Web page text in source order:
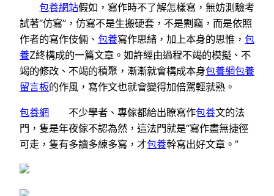
包養網站假如，寫作時不了解怎樣寫，無妨測驗考
試著“仿寫”，仿寫不是生搬硬套，不是剽竊，而是依照
作者的寫作伎倆、 包養寫作思緒，加上本身的思惟， 包
養Z終構成的一篇文章。如許經由過程不竭的模擬、不
竭的修改、不竭的積聚，漸漸就會構成本身包養網包養
留言板的作風，寫作文也就會變得加倍駕輕就熟。
包養網 不少學者、專傢都給出瞭寫作包養文的法
門，隻是年夜傢不認為然，這法門就是“寫作盡無捷徑
可走，隻有多讀多練多寫，才包養幹寫出好文章。”